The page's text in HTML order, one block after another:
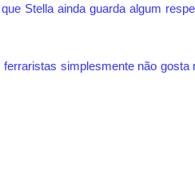
Stella ainda guarda algum
simplesmente não gosta